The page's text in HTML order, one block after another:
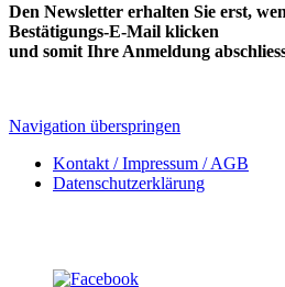
Den Newsletter erhalten Sie erst,
Bestätigungs-E-Mail klicken
und somit Ihre Anmeldung
Navigation überspringen
Kontakt / Impressum / AGB
Datenschutzerklärung